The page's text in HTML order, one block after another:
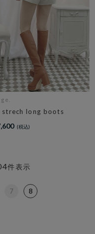
strech long boots
件表示
7 8